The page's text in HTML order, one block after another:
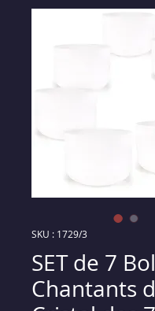
SKU : 1729/3
SET de 7
Chantants